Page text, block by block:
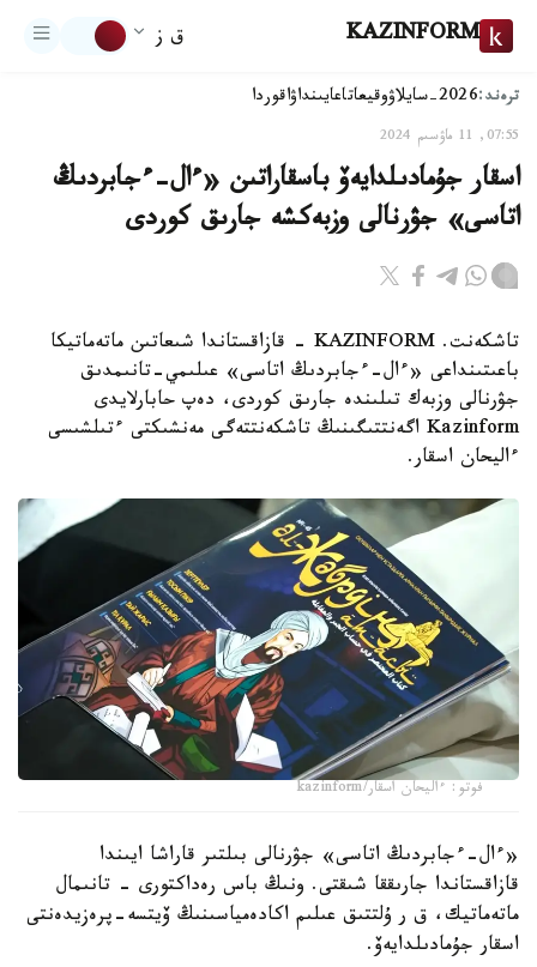
KAZINFORM ق ز
ترەند:2026-سايلاۋ وقيعاتاعايىنداۋاقوردا
07:55, 11 ماۋسىم 2024
اسقار جۇمادىلدايەۆ باسقاراتىن «ءال-ءجابردىڭ
اتاسى» جۋرنالى وزبەكشە جارىق كوردى
تاشكەنت. KAZINFORM - قازاقستاندا شىعاتىن ماتەماتيكا
باعىتىنداعى «ءال-ءجابردىڭ اتاسى» عىلىمي-تانىمدىق
جۋرنالى وزبەك تىلىندە جارىق كوردى، دەپ حابارلايدى
Kazinform اگەنتتىگىنىڭ تاشكەنتتەگى مەنشىكتى ءتىلشىسى
ءاليحان اسقار.
فوتو: ءاليحان اسقار/kazinform
«ءال-ءجابردىڭ اتاسى» جۋرنالى بىلتىر قاراشا ايىندا
قازاقستاندا جارىققا شىقتى. ونىڭ باس رەداكتورى - تانىمال
ماتەماتيك، ق ر ۇلتتىق عىلىم اكادەمياسىنىڭ ۆيتسە-پرەزيدەنتى
اسقار جۇمادىلدايەۆ.